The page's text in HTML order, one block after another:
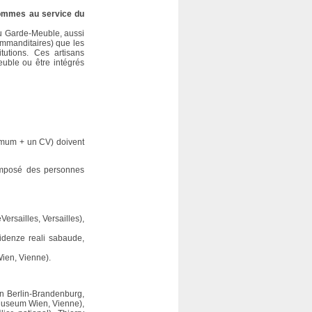
au service du
Garde-Meuble, aussi
que les
Ces artisans
ou être intégrés
+ un CV) doivent
des personnes
Versailles),
reali sabaude,
Vienne).
Berlin-Brandenburg,
Wien, Vienne),